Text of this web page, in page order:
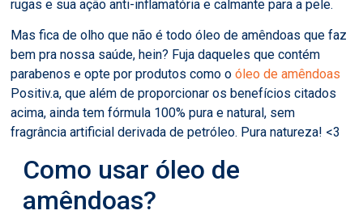
rugas e sua ação anti-inflamatória e calmante para a pele.
Mas fica de olho que não é todo óleo de amêndoas que faz
bem pra nossa saúde, hein? Fuja daqueles que contém
parabenos e opte por produtos como oóleo de amêndoas
Positiv.a, que além de proporcionar os benefícios citados
acima, ainda tem fórmula 100% pura e natural, sem
fragrância artificial derivada de petróleo. Pura natureza! <3
Como usar óleo de
amêndoas?